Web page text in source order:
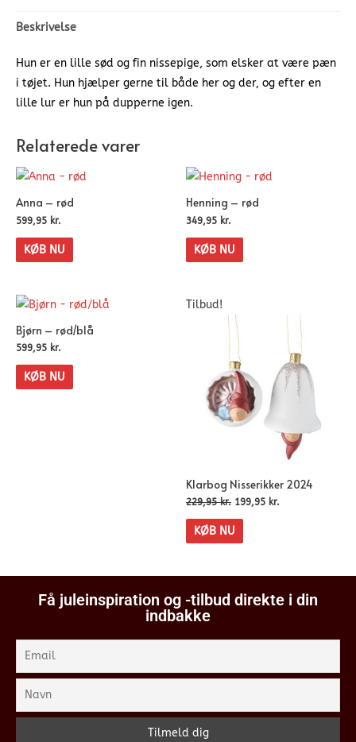
Beskrivelse
Hun er en lille sød og fin nissepige, som elsker at være pæn
i tøjet. Hun hjælper gerne til både her og der, og efter en
lille lur er hun på dupperne igen.
Relaterede varer
Anna – rød
599,95 kr.
KØB NU
Henning – rød
349,95 kr.
KØB NU
Bjørn – rød/blå
599,95 kr.
KØB NU
Tilbud!
Klarbog Nisserikker 2024
229,95kr. 199,95 kr.
KØB NU
Få juleinspiration og -tilbud direkte i din
indbakke